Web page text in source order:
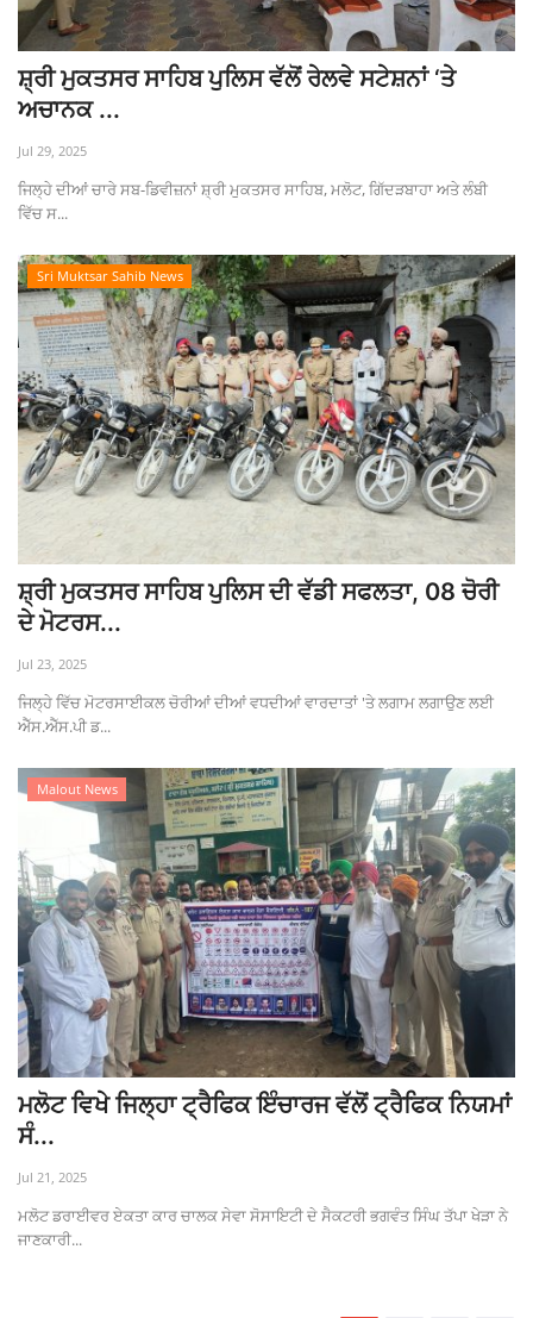
ਸ਼੍ਰੀ ਮੁਕਤਸਰ ਸਾਹਿਬ ਪੁਲਿਸ ਵੱਲੋਂ ਰੇਲਵੇ ਸਟੇਸ਼ਨਾਂ ‘ਤੇ
ਅਚਾਨਕ ...
Jul 29, 2025
ਜਿਲ੍ਹੇ ਦੀਆਂ ਚਾਰੇ ਸਬ-ਡਿਵੀਜ਼ਨਾਂ ਸ਼੍ਰੀ ਮੁਕਤਸਰ ਸਾਹਿਬ, ਮਲੋਟ, ਗਿੱਦੜਬਾਹਾ ਅਤੇ ਲੰਬੀ
ਵਿੱਚ ਸ...
Sri Muktsar Sahib News
ਸ਼੍ਰੀ ਮੁਕਤਸਰ ਸਾਹਿਬ ਪੁਲਿਸ ਦੀ ਵੱਡੀ ਸਫਲਤਾ, 08 ਚੋਰੀ
ਦੇ ਮੋਟਰਸ...
Jul 23, 2025
ਜਿਲ੍ਹੇ ਵਿੱਚ ਮੋਟਰਸਾਈਕਲ ਚੋਰੀਆਂ ਦੀਆਂ ਵਧਦੀਆਂ ਵਾਰਦਾਤਾਂ 'ਤੇ ਲਗਾਮ ਲਗਾਉਣ ਲਈ
ਐੱਸ.ਐੱਸ.ਪੀ ਡ...
Malout News
ਮਲੋਟ ਵਿਖੇ ਜਿਲ੍ਹਾ ਟ੍ਰੈਫਿਕ ਇੰਚਾਰਜ ਵੱਲੋਂ ਟ੍ਰੈਫਿਕ ਨਿਯਮਾਂ
ਸੰ...
Jul 21, 2025
ਮਲੋਟ ਡਰਾਈਵਰ ਏਕਤਾ ਕਾਰ ਚਾਲਕ ਸੇਵਾ ਸੋਸਾਇਟੀ ਦੇ ਸੈਕਟਰੀ ਭਗਵੰਤ ਸਿੰਘ ਤੱਪਾ ਖੇੜਾ ਨੇ
ਜਾਣਕਾਰੀ...